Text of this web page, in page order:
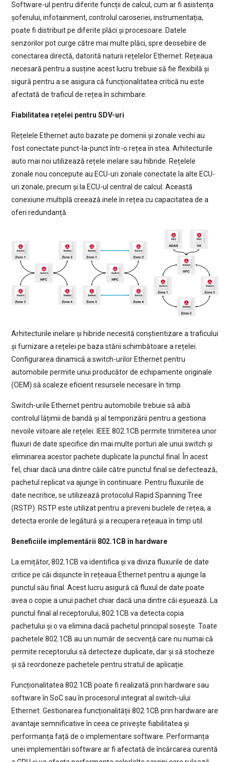
Software-ul pentru diferite funcții de calcul, cum ar fi asistența
șoferului, infotainment, controlul caroseriei, instrumentația,
poate fi distribuit pe diferite plăci și procesoare. Datele
senzorilor pot curge către mai multe plăci, spre deosebire de
conectarea directă, datorită naturii rețelelor Ethernet. Rețeaua
necesară pentru a susține acest lucru trebuie să fie flexibilă și
sigură pentru a se asigura că funcționalitatea critică nu este
afectată de traficul de rețea în schimbare.
Fiabilitatea rețelei pentru SDV-uri
Rețelele Ethernet auto bazate pe domenii și zonale vechi au
fost conectate punct-la-punct într-o rețea în stea. Arhitecturile
auto mai noi utilizează rețele inelare sau hibride. Rețelele
zonale nou concepute au ECU-uri zonale conectate la alte ECU-
uri zonale, precum și la ECU-ul central de calcul. Această
conexiune multiplă creează inele în rețea cu capacitatea de a
oferi redundanță.
Arhitecturile inelare și hibride necesită conștientizare a traficului
și furnizare a rețelei pe baza stării schimbătoare a rețelei.
Configurarea dinamică a switch-urilor Ethernet pentru
automobile permite unui producător de echipamente originale
(OEM) să scaleze eficient resursele necesare în timp.
Switch-urile Ethernet pentru automobile trebuie să aibă
controlul lățimii de bandă și al temporizării pentru a gestiona
nevoile viitoare ale rețelei. IEEE 802.1CB permite trimiterea unor
fluxuri de date specifice din mai multe porturi ale unui switch și
eliminarea acestor pachete duplicate la punctul final. În acest
fel, chiar dacă una dintre căile către punctul final se defectează,
pachetul replicat va ajunge în continuare. Pentru fluxurile de
date necritice, se utilizează protocolul Rapid Spanning Tree
(RSTP). RSTP este utilizat pentru a preveni buclele de rețea, a
detecta erorile de legătură și a recupera rețeaua în timp util.
Beneficiile implementării 802.1CB în hardware
La emițător, 802.1CB va identifica și va diviza fluxurile de date
critice pe căi disjuncte în rețeaua Ethernet pentru a ajunge la
punctul său final. Acest lucru asigură că fluxul de date poate
avea o copie a unui pachet chiar dacă una dintre căi eșuează. La
punctul final al receptorului, 802.1CB va detecta copia
pachetului și o va elimina dacă pachetul principal sosește. Toate
pachetele 802.1CB au un număr de secvență care nu numai că
permite receptorului să detecteze duplicate, dar și să stocheze
și să reordoneze pachetele pentru stratul de aplicație.
Funcționalitatea 802.1CB poate fi realizată prin hardware sau
software în SoC sau în procesorul integrat al switch-ului
Ethernet. Gestionarea funcționalității 802.1CB prin hardware are
avantaje semnificative în ceea ce privește fiabilitatea și
performanța față de o implementare software. Performanța
unei implementări software ar fi afectată de încărcarea curentă